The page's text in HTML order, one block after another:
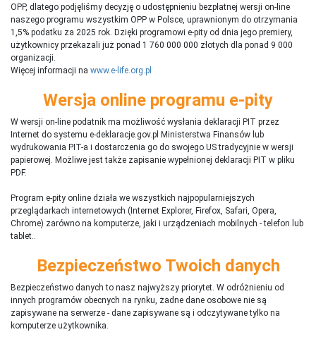
OPP, dlatego podjęliśmy decyzję o udostępnieniu bezpłatnej wersji on-line
naszego programu wszystkim OPP w Polsce, uprawnionym do otrzymania
1,5% podatku za 2025 rok. Dzięki programowi e-pity od dnia jego premiery,
użytkownicy przekazali już ponad 1 760 000 000 złotych dla ponad 9 000
organizacji.
Więcej informacji na www.e-life.org.pl
Wersja online programu e-pity
W wersji on-line podatnik ma możliwość wysłania deklaracji PIT przez
Internet do systemu e-deklaracje.gov.pl Ministerstwa Finansów lub
wydrukowania PIT-a i dostarczenia go do swojego US tradycyjnie w wersji
papierowej. Możliwe jest także zapisanie wypełnionej deklaracji PIT w pliku
PDF.
Program e-pity online działa we wszystkich najpopularniejszych
przeglądarkach internetowych (Internet Explorer, Firefox, Safari, Opera,
Chrome) zarówno na komputerze, jaki i urządzeniach mobilnych - telefon lub
tablet..
Bezpieczeństwo Twoich danych
Bezpieczeństwo danych to nasz najwyższy priorytet. W odróżnieniu od
innych programów obecnych na rynku, żadne dane osobowe nie są
zapisywane na serwerze - dane zapisywane są i odczytywane tylko na
komputerze użytkownika.